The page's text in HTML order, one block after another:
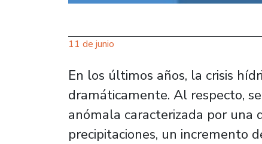
11 de junio
En los últimos años, la crisis
dramáticamente. Al respecto,
anómala caracterizada por una
precipitaciones, un incremento